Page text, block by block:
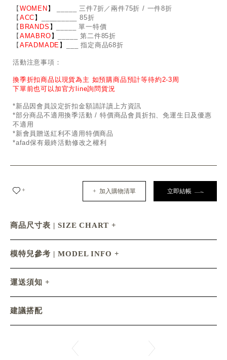
【 WOMEN 】
___ 三件7折／兩件75折 / 一件8折
【 ACC 】
____ 85折
【 BRANDS 】
_ 單一特價
【 AMABRO 】
_ 第二件85折
【 AFADMADE 】 ___ 指定商品68折
活動注意事項：
換季折扣商品以現貨為主 如預購商品預計等待約2-3周
下單前也可以加官方line詢問貨況
*新品因會員設定折扣金額請詳讀上方資訊
*部分商品不適用換季活動 / 特價商品會員折扣、免運生日及優惠
不適用
*新會員贈送紅利不適用特價商品
*afad保有最終活動修改之權利
+ + 加入購物清單 立即結帳
商品尺寸表 | SIZE CHART
模特兒參考 | MODEL INFO
運送須知
建議搭配